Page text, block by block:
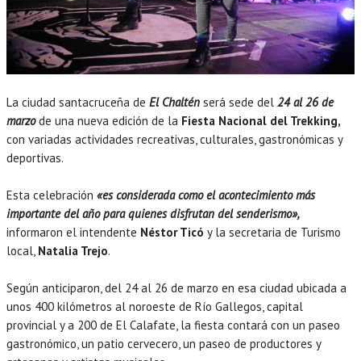
La ciudad santacruceña de El Chaltén será sede del 24 al 26 de
marzode una nueva edición de la Fiesta Nacional del Trekking,
con variadas actividades recreativas, culturales, gastronómicas y
deportivas.
Esta celebración «es considerada como el acontecimiento más
importante del año para quienes disfrutan del senderismo»,
informaron el intendente Néstor Ticó y la secretaria de Turismo
local, Natalia Trejo.
Según anticiparon, del 24 al 26 de marzo en esa ciudad ubicada a
unos 400 kilómetros al noroeste de Río Gallegos, capital
provincial y a 200 de El Calafate, la fiesta contará con un paseo
gastronómico, un patio cervecero, un paseo de productores y